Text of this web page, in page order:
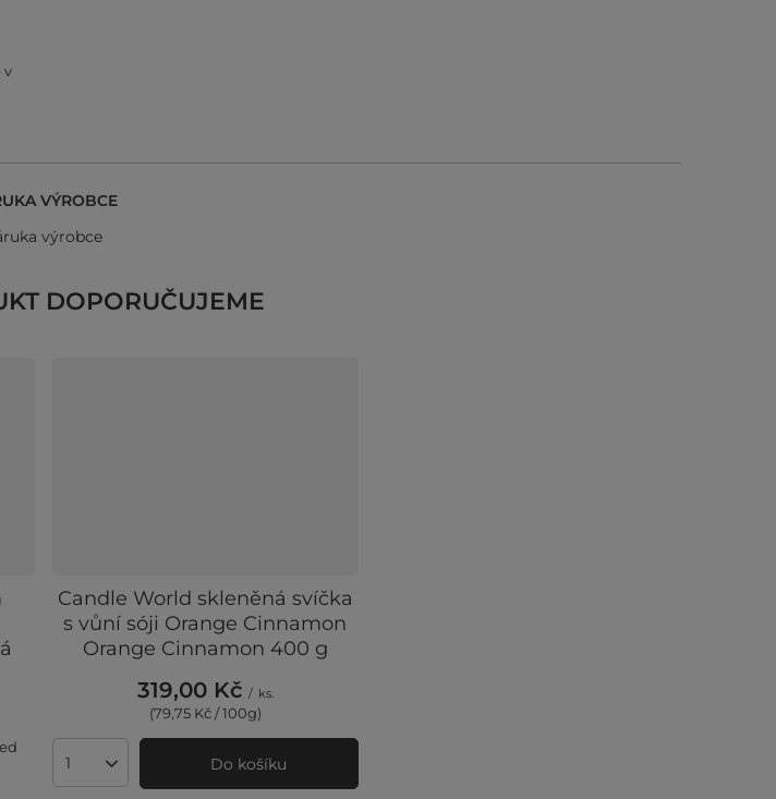
v
VÝROBCE
výrobce
DOPORUČUJEME
Candle World skleněná svíčka
s vůní sóji Orange Cinnamon
Orange Cinnamon 400 g
319,00 Kč / ks.
(79,75 Kč / 100g)
Množství produktů Do košíku